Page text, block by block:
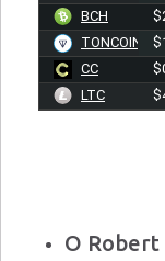
BCH
TONCOIN
CC
LTC
Ο Robert